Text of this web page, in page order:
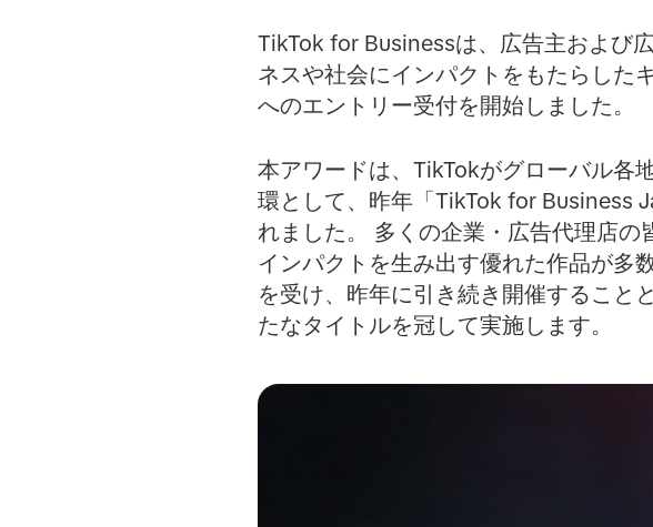
TikTok for Businessは、広告主および
ネスや社会にインパクトをもたらした
へのエントリー受付を開始しました。
本アワードは、TikTokがグローバル各
環として、昨年「TikTok for Business
れました。 多くの企業・広告代理店
インパクトを生み出す優れた作品が多
を受け、昨年に引き続き開催すること
たなタイトルを冠して実施します。